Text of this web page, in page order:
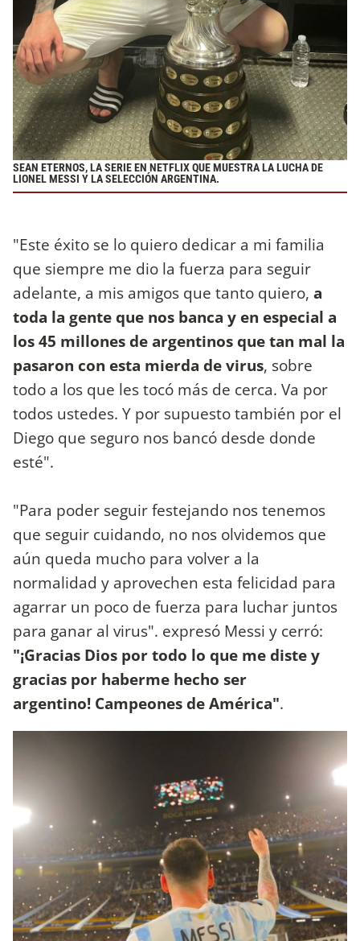
SEAN ETERNOS, LA SERIE EN NETFLIX QUE MUESTRA LA LUCHA DE
LIONEL MESSI Y LA SELECCIÓN ARGENTINA.
"Este éxito se lo quiero dedicar a mi familia
que siempre me dio la fuerza para seguir
adelante, a mis amigos que tanto quiero, a
toda la gente que nos banca y en especial a
los 45 millones de argentinos que tan mal la
pasaron con esta mierda de virus, sobre
todo a los que les tocó más de cerca. Va por
todos ustedes. Y por supuesto también por el
Diego que seguro nos bancó desde donde
esté".
"Para poder seguir festejando nos tenemos
que seguir cuidando, no nos olvidemos que
aún queda mucho para volver a la
normalidad y aprovechen esta felicidad para
agarrar un poco de fuerza para luchar juntos
para ganar al virus". expresó Messi y cerró:
"¡Gracias Dios por todo lo que me diste y
gracias por haberme hecho ser
argentino! Campeones de América".